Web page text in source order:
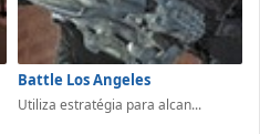
Battle Los Angeles
Utiliza estratégia para alcan...